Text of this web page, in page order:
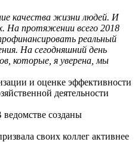
качества жизни людей. И
На протяжении всего 2018
реальный
На сегодняшний день
которые, я уверена, мы
и оценке эффективности
деятельности
созданы
своих коллег активнее